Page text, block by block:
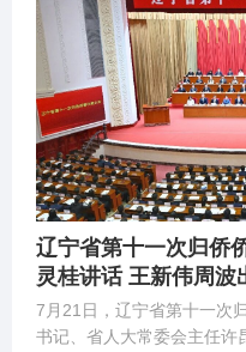
辽宁省第十一次归侨
灵桂讲话 王新伟周波
7月21日，辽宁省第十一次
书记、省人大常委会主任许